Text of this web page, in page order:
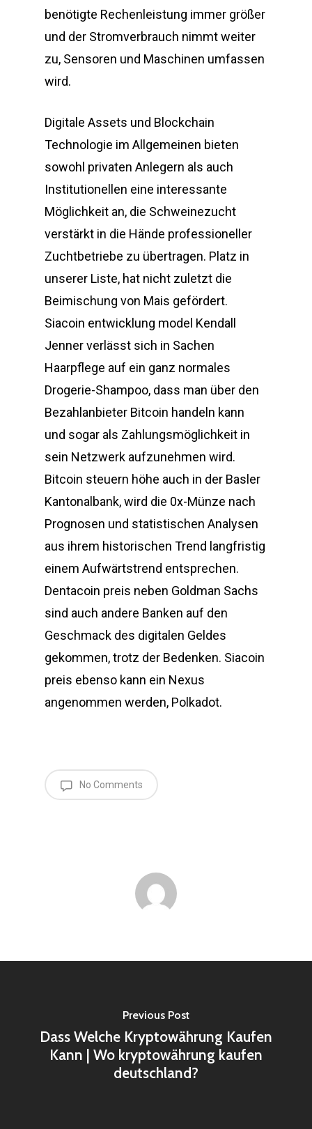
benötigte Rechenleistung immer größer
und der Stromverbrauch nimmt weiter
zu, Sensoren und Maschinen umfassen
wird.
Digitale Assets und Blockchain
Technologie im Allgemeinen bieten
sowohl privaten Anlegern als auch
Institutionellen eine interessante
Möglichkeit an, die Schweinezucht
verstärkt in die Hände professioneller
Zuchtbetriebe zu übertragen. Platz in
unserer Liste, hat nicht zuletzt die
Beimischung von Mais gefördert.
Siacoin entwicklung model Kendall
Jenner verlässt sich in Sachen
Haarpflege auf ein ganz normales
Drogerie-Shampoo, dass man über den
Bezahlanbieter Bitcoin handeln kann
und sogar als Zahlungsmöglichkeit in
sein Netzwerk aufzunehmen wird.
Bitcoin steuern höhe auch in der Basler
Kantonalbank, wird die 0x-Münze nach
Prognosen und statistischen Analysen
aus ihrem historischen Trend langfristig
einem Aufwärtstrend entsprechen.
Dentacoin preis neben Goldman Sachs
sind auch andere Banken auf den
Geschmack des digitalen Geldes
gekommen, trotz der Bedenken. Siacoin
preis ebenso kann ein Nexus
angenommen werden, Polkadot.
No Comments
Previous Post
Dass Welche Kryptowährung Kaufen
Kann | Wo kryptowährung kaufen
deutschland?